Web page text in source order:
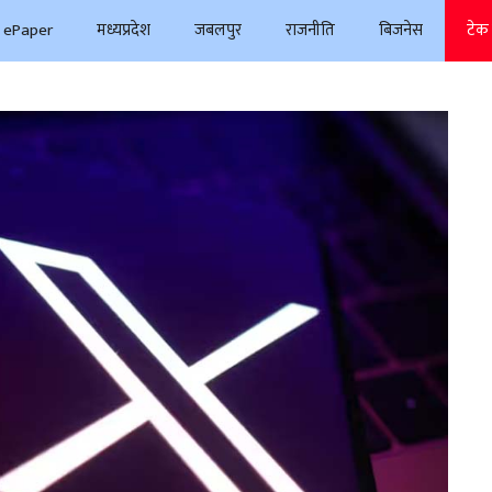
ePaper मध्यप्रदेश जबलपुर राजनीति बिजनेस टेक